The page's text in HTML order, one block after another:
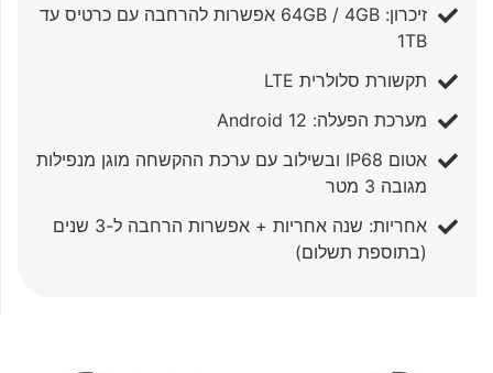
זיכרון: 64GB / 4GB אפשרות להרחבה עם כרטיס עד
1TB
תקשורת סלולרית LTE
מערכת הפעלה: Android 12
אטום IP68 ובשילוב עם ערכת ההקשחה מוגן מנפילות
מגובה 3 מטר
אחריות: שנה אחריות + אפשרות הרחבה ל-3 שנים
(בתוספת תשלום)